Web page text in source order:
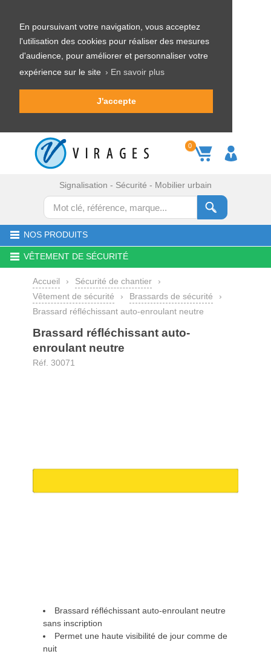
En poursuivant votre navigation, vous acceptez
l'utilisation des cookies pour réaliser des mesures
d'audience, pour améliorer et personnaliser votre
expérience sur le site › En savoir plus
J'accepte
0
Signalisation - Sécurité - Mobilier urbain
NOS PRODUITS
VÊTEMENT DE SÉCURITÉ
Accueil › Sécurité de chantier
›
Vêtement de sécurité
› Brassards de sécurité
›
Brassard réfléchissant auto-enroulant neutre
Brassard réfléchissant auto-
enroulant neutre
Réf. 30071
Brassard réfléchissant auto-enroulant neutre
sans inscription
Permet une haute visibilité de jour comme de
nuit